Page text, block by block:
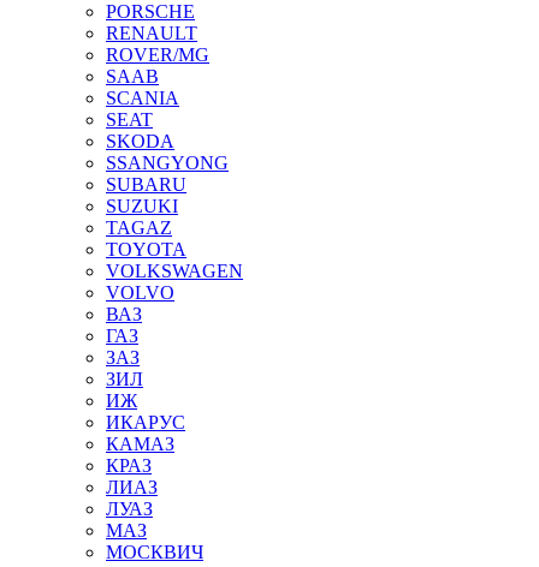
PORSCHE
RENAULT
ROVER/MG
SAAB
SCANIA
SEAT
SKODA
SSANGYONG
SUBARU
SUZUKI
TAGAZ
TOYOTA
VOLKSWAGEN
VOLVO
ВАЗ
ГАЗ
ЗАЗ
ЗИЛ
ИЖ
ИКАРУС
КАМАЗ
КРАЗ
ЛИАЗ
ЛУАЗ
МАЗ
МОСКВИЧ